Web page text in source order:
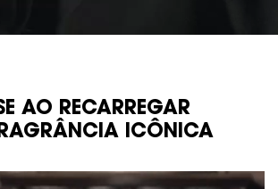
AO RECARREGAR
ICÔNICA